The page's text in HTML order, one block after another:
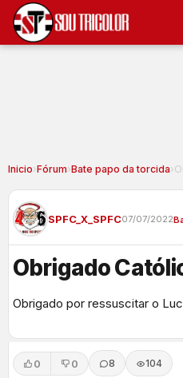
Inicio›Fórum›Bate papo da torcida›
SPFC_X_SPFC07/07/2022
Obrigado
Obrigado por ressuscitar o
0 0 8 104